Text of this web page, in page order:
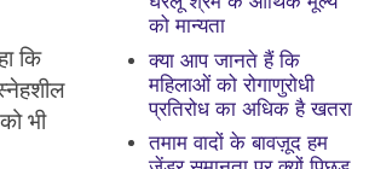
कि
भी
को मान्यता
क्या आप जानते हैं कि
महिलाओं को रोगाणुरोधी
प्रतिरोध का अधिक है खतरा
तमाम वादों के बावज़ूद हम